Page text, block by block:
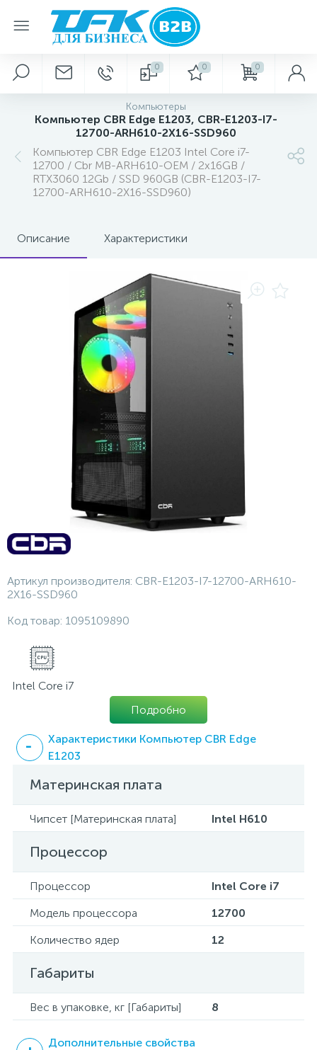
0 0 0
Компьютеры
Компьютер CBR Edge E1203, CBR-E1203-I7-
12700-ARH610-2X16-SSD960
Компьютер CBR Edge E1203 Intel Core i7-
12700 / Cbr MB-ARH610-OEM / 2x16GB /
RTX3060 12Gb / SSD 960GB (CBR-E1203-I7-
12700-ARH610-2X16-SSD960)
Описание Характеристики
Артикул производителя: CBR-E1203-I7-12700-ARH610-
2X16-SSD960
Код товар: 1095109890
Intel Core i7
Подробно
Характеристики Компьютер CBR Edge
E1203
Материнская плата
Чипсет [Материнская плата] Intel H610
Процессор
Процессор
Intel Core i7
Модель процессора
12700
Количество ядер
12
Габариты
Вес в упаковке, кг [Габариты] 8
Дополнительные свойства